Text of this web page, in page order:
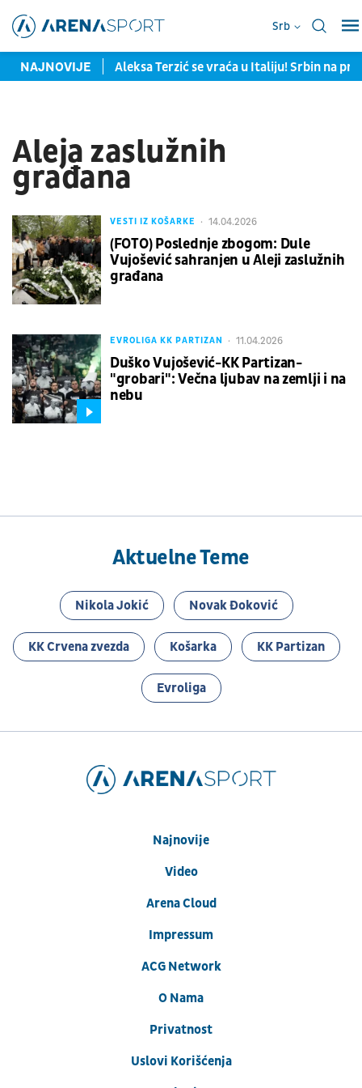
Srb
NAJNOVIJE
od Španije Aleksa Terzić se vraća u Italiju! Srbin na
Aleja zaslužnih
građana
VESTI IZ KOŠARKE 14.04.2026
(FOTO) Poslednje zbogom: Dule
Vujošević sahranjen u Aleji zaslužnih
građana
EVROLIGA KK PARTIZAN 11.04.2026
Duško Vujošević-KK Partizan-
"grobari": Večna ljubav na zemlji i na
nebu
Aktuelne Teme
Nikola Jokić Novak Đoković
KK Crvena zvezda Košarka KK Partizan
Evroliga
Najnovije
Video
Arena Cloud
Impressum
ACG Network
O Nama
Privatnost
Uslovi Korišćenja